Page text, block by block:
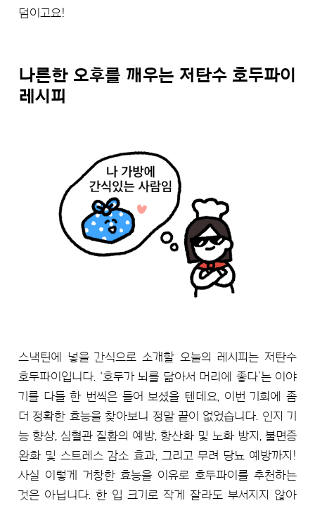
덤이고요!
나른한 오후를 깨우는 저탄수 호두파이
레시피
스낵틴에 넣을 간식으로 소개할 오늘의 레시피는 저탄수
호두파이입니다. ‘호두가 뇌를 닮아서 머리에 좋다’는 이야
기를 다들 한 번씩은 들어 보셨을 텐데요, 이번 기회에 좀
더 정확한 효능을 찾아보니 정말 끝이 없었습니다. 인지 기
능 향상, 심혈관 질환의 예방, 항산화 및 노화 방지, 불면증
완화 및 스트레스 감소 효과, 그리고 무려 당뇨 예방까지!
사실 이렇게 거창한 효능을 이유로 호두파이를 추천하는
것은 아닙니다. 한 입 크기로 작게 잘라도 부서지지 않아